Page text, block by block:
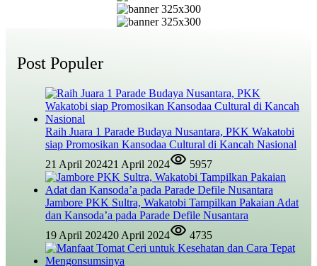
Post Populer
Raih Juara 1 Parade Budaya Nusantara, PKK Wakatobi
siap Promosikan Kansodaa Cultural di Kancah Nasional
21 April 202421 April 2024 5957
Jambore PKK Sultra, Wakatobi Tampilkan Pakaian Adat
dan Kansoda’a pada Parade Defile Nusantara
19 April 202420 April 2024 4735